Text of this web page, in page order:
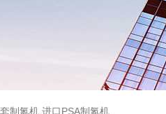
制氮机,进口PSA制氮机